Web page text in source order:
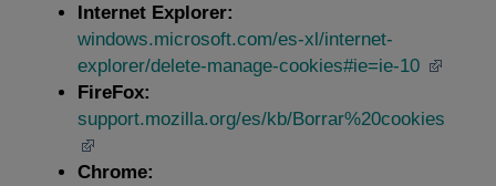
Internet Explorer:
windows.microsoft.com/es-xl/internet-
explorer/delete-manage-cookies#ie=ie-10
FireFox:
support.mozilla.org/es/kb/Borrar%20cookies
Chrome: